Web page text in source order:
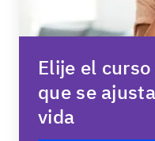
Elije el
que se
vida